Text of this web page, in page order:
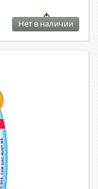
Нет в наличии